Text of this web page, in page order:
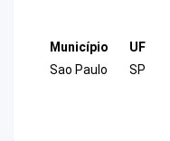
Município
Sao Paulo
UF
SP